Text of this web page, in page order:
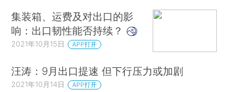
集装箱、运费及对出口的影
响：出口韧性能否持续？
2021年10月15日 APP打开
汪涛：9月出口提速 但下行压力或加剧
2021年10月14日 APP打开